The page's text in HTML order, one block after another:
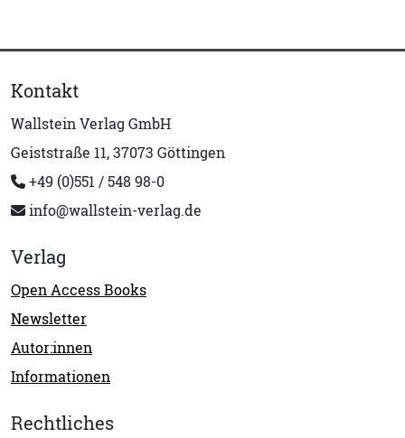
Kontakt
Wallstein Verlag GmbH
Geiststraße 11, 37073 Göttingen
+49 (0)551 / 548 98-0
info@wallstein-verlag.de
Verlag
Open Access Books
Newsletter
Autor:innen
Informationen
Rechtliches